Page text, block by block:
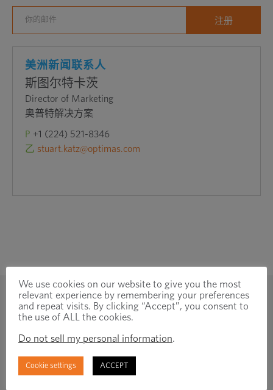
网
站
美洲新闻联系人
斯图尔特卡茨
Director of Marketing
奥普特解决方案
P +1 (224) 521-8346
乙 stuart.katz@optimas.com
Regionally focused, globally connected fastener
We use cookies on our website to give you the most
relevant experience by remembering your preferences
and repeat visits. By clicking “Accept”, you consent to
the use of ALL the cookies.
Do not sell my personal information.
Cookie settings ACCEPT